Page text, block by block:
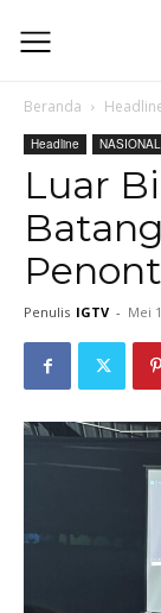
Beranda
Headline NASIONAL
Luar
Penulis IGTV - Mei